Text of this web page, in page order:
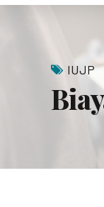
IUJP